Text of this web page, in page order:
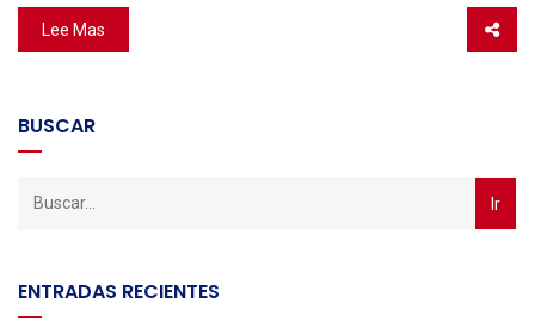
Lee Mas
BUSCAR
ENTRADAS RECIENTES